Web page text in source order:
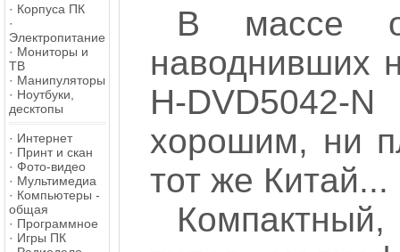
· Корпуса ПК
·
Электропитание
· Мониторы и
ТВ
· Манипуляторы
· Ноутбуки,
десктопы
· Интернет
· Принт и скан
· Фото-видео
· Мультимедиа
· Компьютеры -
общая
· Программное
· Игры ПК
В массе
наводнивших
H-DVD5042-
хорошим, ни
тот же Китай...